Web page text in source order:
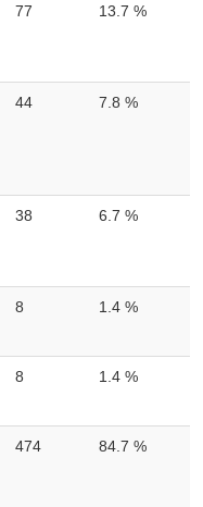
77 13.7 %
44 7.8 %
38 6.7 %
8 1.4 %
8 1.4 %
474 84.7 %